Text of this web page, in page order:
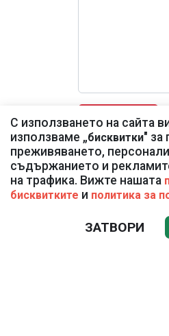
С използването на сайта
използваме „бисквитки" за
преживяването,
съдържанието и
на трафика. Вижте нашата
бисквитките и политика за
ЗАТВОРИ